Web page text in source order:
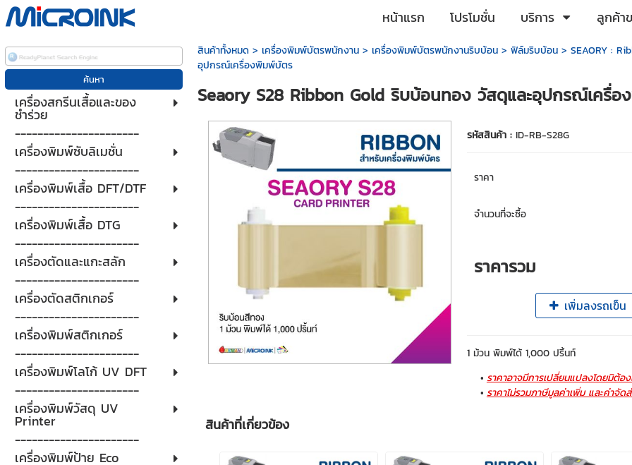
หน้าแรก โปรโมชั่น บริการ ลูกค้า
เครื่องสกรีนเสื้อและของ
ชำร่วย
----------------------
เครื่องพิมพ์ซับลิเมชั่น
----------------------
เครื่องพิมพ์เสื้อ DFT/DTF
----------------------
เครื่องพิมพ์เสื้อ DTG
----------------------
เครื่องตัดและแกะสลัก
----------------------
เครื่องตัดสติกเกอร์
----------------------
เครื่องพิมพ์สติกเกอร์
----------------------
เครื่องพิมพ์โลโก้ UV DFT
----------------------
เครื่องพิมพ์วัสดุ UV
Printer
----------------------
เครื่องพิมพ์ป้าย Eco
สินค้าทั้งหมด> เครื่องพิมพ์บัตรพนักงาน> เครื่องพิมพ์บัตรพนักงานริบบ้อน> ฟิล์มริบบ้อน> SEAORY :
อุปกรณ์เครื่องพิมพ์บัตร
Seaory S28 Ribbon Gold ริบบ้อนทอง วัสดุและอุปกรณ์เครื่
รหัสสินค้า : ID-RB-S28G
ราคา
จำนวนที่จะซื้อ
ราคารวม
เพิ่มลงรถเข็น
1 ม้วน พิมพ์ได้ 1,000 ปริ้นท์
ราคาอาจมีการเปลี่ยนแปลงโดยมิต้อ
ราคาไม่รวมภาษีมูลค่าเพิ่ม และค่าจัด
สินค้าที่เกี่ยวข้อง